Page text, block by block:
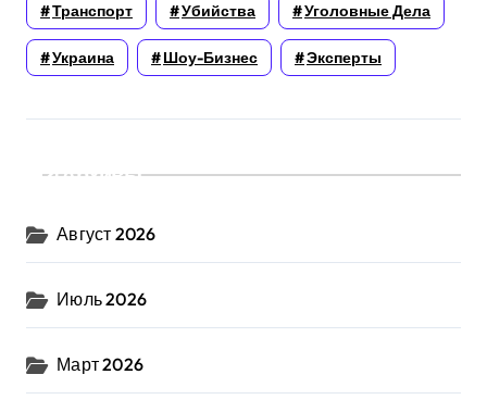
Транспорт Убийства Уголовные Дела
Украина Шоу-Бизнес Эксперты
Архивы
Август 2026
Июль 2026
Март 2026